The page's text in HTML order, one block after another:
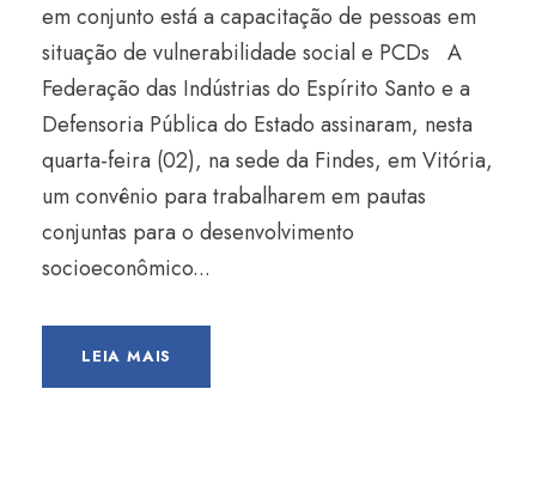
em conjunto está a capacitação de pessoas em
situação de vulnerabilidade social e PCDs A
Federação das Indústrias do Espírito Santo e a
Defensoria Pública do Estado assinaram, nesta
quarta-feira (02), na sede da Findes, em Vitória,
um convênio para trabalharem em pautas
conjuntas para o desenvolvimento
socioeconômico...
LEIA MAIS